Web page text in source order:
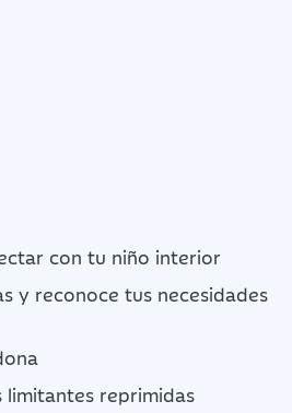
con tu niño interior
y reconoce tus necesidades
limitantes reprimidas